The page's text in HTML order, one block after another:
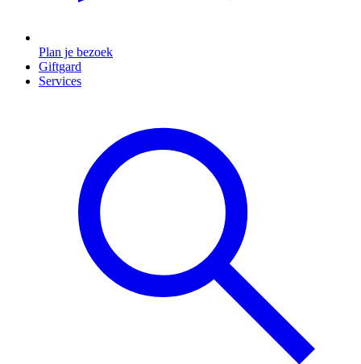
Plan je bezoek
Giftgard
Services